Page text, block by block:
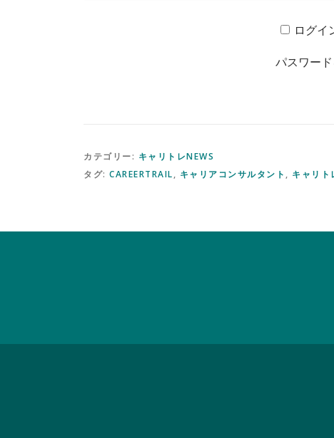
ログイ
パスワー
カテゴリー: キャリトレNEWS
タグ: CAREERTRAIL, キャリアコンサルタント , キャリト